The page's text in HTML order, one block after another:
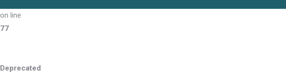
on line
77
Deprecated